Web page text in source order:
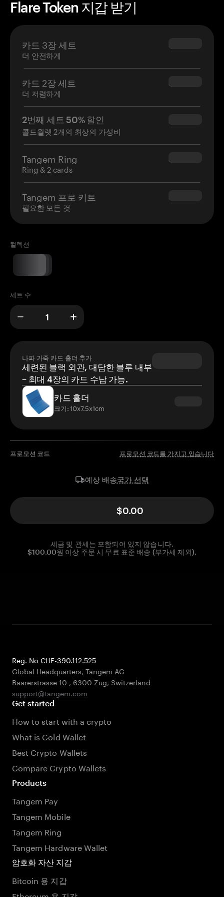
Flare Token 지갑 받기
카드 3장 세트
더 안전하게
$69.90
카드 2장 세트
더 저렴하게
$54.90
2번째 세트 50% 할인
콜드월렛 2개의 최상의 가성비
$34.95
Tangem Ring
Ring & 2 cards
$160.00
Tangem 프로 키트
필요한 모든 것
$180.00
컬렉션
세트 수
나파 가죽 카드 홀더 추가
세련된 블랙 외관, 대담한 블루 내부
– 최대 4장의 카드 수납 가능.
카드 홀더
크기: 10x7.5x1cm
프로모션 코드 프로모션 코드를 가지고 있습니다
예상 배송국가 선택
$0.00
세금 및 관세는 포함되어 있지 않습니다.
$100.00원 이상 주문 시 무료 표준 배송 (부가세 제외).
Reg. No CHE-390.112.525
Global Headquarters, Tangem AG
Baarerstrasse 10 , 6300 Zug, Switzerland
support@tangem.com
Get started
How to start with a crypto
What is Cold Wallet
Best Crypto Wallets
Compare Crypto Wallets
Products
Tangem Pay
Tangem Mobile
Tangem Ring
Tangem Hardware Wallet
암호화 자산 지갑
Bitcoin 용 지갑